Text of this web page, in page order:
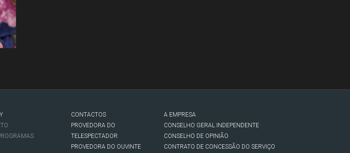
CONTACTOS
PROVEDORA DO
TELESPECTADOR
PROVEDORA DO OUVINTE
A EMPRESA
CONSELHO GERAL INDEPENDENTE
CONSELHO DE OPINIÃO
CONTRATO DE CONCESSÃO DO SERVIÇO